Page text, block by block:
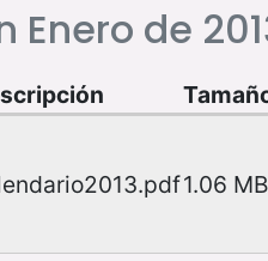
Enero de
1.06 MB